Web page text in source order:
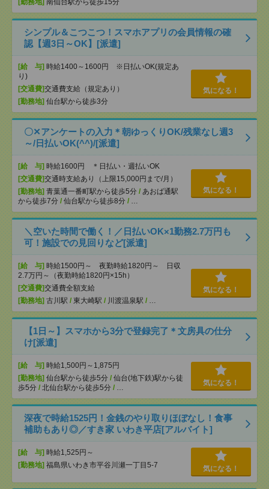
シンプル＆こつこつ！スマホアプリの会員情報の確
認【週3日～OK】[派遣]
[給 与] 時給1400～1600円 ※日払いOK(規定あ
り)
[交通費]交通費支給（規定あり）
[勤務地] 仙台駅から徒歩3分
気になる！
〇✕アンケートの入力＊朝ゆっくりOK/残業なし週3
～/日払いOK(^^)/[派遣]
[給 与] 時給1600円 ＊日払い・週払いOK
[交通費]交通時支給あり（上限15,000円まで/月）
[勤務地] 青葉通一番町駅から徒歩5分 / あおば通駅
から徒歩7分 / 仙台駅から徒歩8分 /
気になる！
＼空いた時間で働く！／日払いOK×1勤務2.7万円も
可！施設での見回りなど[派遣]
[給 与] 時給1500円～ 夜勤時給1820円～ 日収
2.7万円～（夜勤時給1820円×15h）
[交通費]交通費全額支給
[勤務地] 古川駅 / 東大崎駅 / 川渡温泉駅 /
気になる！
【1日～】スマホから3分で登録完了＊文房具の仕分
け[派遣]
[給 与] 時給1,500円～1,875円
[勤務地] 仙台駅から徒歩5分 / 仙台(地下鉄)駅から徒
歩5分 / 北仙台駅から徒歩5分 /
気になる！
深夜で時給1525円！金銭のやり取りほぼなし！食事
補助もあり◎／すき家 いわき平店[アルバイト]
[給 与] 時給1,525円～
[勤務地] 福島県いわき市平谷川瀬一丁目5-7 気になる！